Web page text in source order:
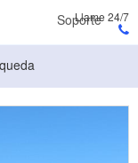
Soporte
Llame 24/7